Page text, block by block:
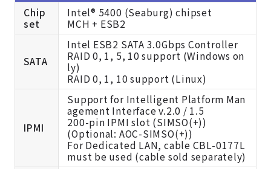
Chip
set
Intel® 5400 (Seaburg) chipset
MCH + ESB2
SATA
Intel ESB2 SATA 3.0Gbps Controller
RAID 0, 1, 5, 10 support (Windows on
ly)
RAID 0, 1, 10 support (Linux)
IPMI
Support for Intelligent Platform Man
agement Interface v.2.0 / 1.5
200-pin IPMI slot (SIMSO(+))
(Optional: AOC-SIMSO(+))
For Dedicated LAN, cable CBL-0177L
must be used (cable sold separately)